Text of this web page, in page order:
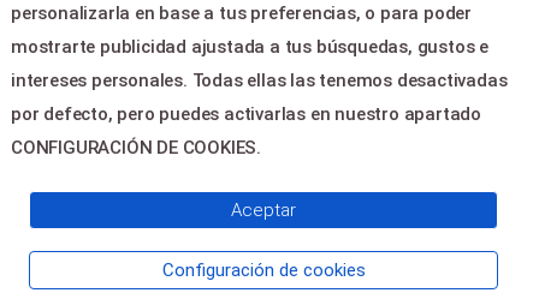
ELDA 03600
teatrocastelar@elda.es
966 98 22 22
Servientradas
Reserved
personalizarla en base a tus preferencias, o para poder
mostrarte publicidad ajustada a tus búsquedas, gustos e
intereses personales. Todas ellas las tenemos desactivadas
por defecto, pero puedes activarlas en nuestro apartado
CONFIGURACIÓN DE COOKIES.
Aceptar
Configuración de cookies